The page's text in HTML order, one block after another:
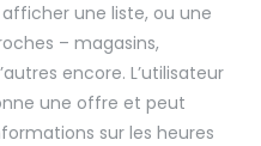
une liste, ou une
– magasins,
encore. L’utilisateur
une offre et peut
sur les heures